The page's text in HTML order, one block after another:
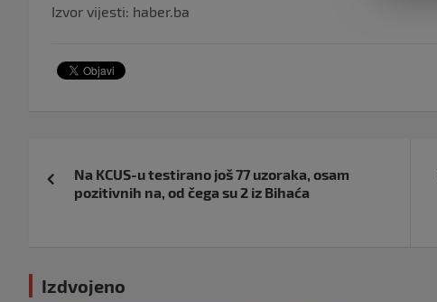
Izvor vijesti: haber.ba
objava
Na KCUS-u testirano još 77 uzoraka, osam
pozitivnih na, od čega su 2 iz Bihaća
Izdvojeno